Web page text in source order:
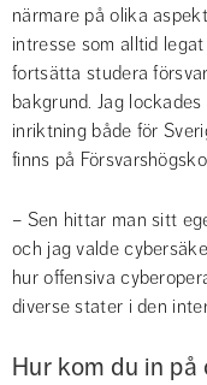
närmare på olika
intresse som alltid
fortsätta studera
bakgrund. Jag
inriktning både för
finns på
– Sen hittar man sitt
och jag valde
hur offensiva
diverse stater i den
Hur kom du in